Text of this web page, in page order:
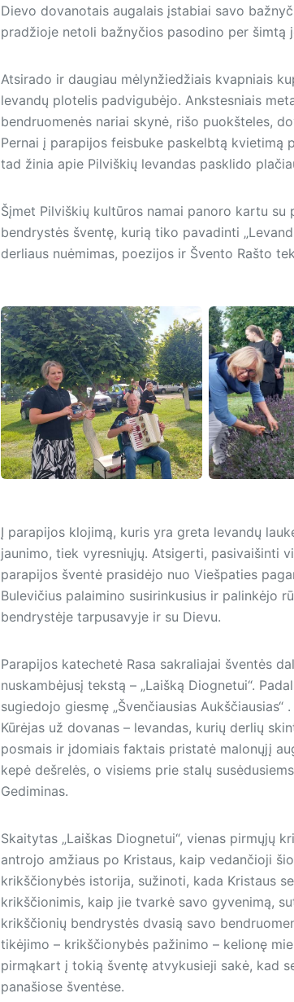
Dievo dovanotais augalais įstabiai savo
pradžioje netoli bažnyčios pasodino per šimtą
Atsirado ir daugiau mėlynžiedžiais kvapniais
levandų plotelis padvigubėjo. Ankstesniais
bendruomenės nariai skynė, rišo puokšteles,
Pernai į parapijos feisbuke paskelbtą kvietimą
tad žinia apie Pilviškių levandas pasklido
Šįmet Pilviškių kultūros namai panoro kartu
bendrystės šventę, kurią tiko pavadinti
derliaus nuėmimas, poezijos ir Švento Rašto
Į parapijos klojimą, kuris yra greta levandų
jaunimo, tiek vyresniųjų. Atsigerti, pasivaišinti
parapijos šventė prasidėjo nuo Viešpaties
Bulevičius palaimino susirinkusius ir palinkėjo
bendrystėje tarpusavyje ir su Dievu.
Parapijos katechetė Rasa sakraliajai šventės
nuskambėjusį tekstą – „Laišką Diognetui“.
sugiedojo giesmę „Švenčiausias
Kūrėjas už dovanas – levandas, kurių derlių
posmais ir įdomiais faktais pristatė malonųjį
kepė dešrelės, o visiems prie stalų
Gediminas.
Skaitytas „Laiškas Diognetui“, vienas pirmųjų
antrojo amžiaus po Kristaus, kaip vedančioji
krikščionybės istorija, sužinoti, kada Kristaus
krikščionimis, kaip jie tvarkė savo gyvenimą,
krikščionių bendrystės dvasią savo
tikėjimo – krikščionybės pažinimo – kelionę
pirmąkart į tokią šventę atvykusieji sakė, kad
panašiose šventėse.